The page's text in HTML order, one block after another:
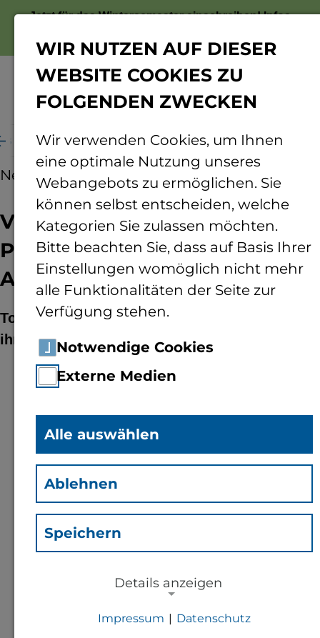
Jetzt für das Wintersemester einschreiben!Infos
Hubert-Braun-Preises an zwei Agrar-Absolventen
News 01.03.2021
Verleihung des Hubert-Braun-
Preises an zwei Agrar-
Absolventen
Tobias Hofmann und Heiko Laux wurden für
ihre Abschlussarbeiten geehrt
Der mit jeweils 890 Euro dotierte Hubert-
Absolventen Tobias Hofmann und Heiko
Laux. Hofmann erhält die Auszeichnung für
seine Bachelorarbeit (Note 1,0) im
„Ansätze zur Reduktion landwirtschaftlicher
Stickstoffsalden im Sinne einer geringeren
Dr. Thore Toews, der die Arbeit betreut hatte,
unternehmerische Ansätze und
WIR NUTZEN AUF DIESER
WEBSITE COOKIES ZU
FOLGENDEN ZWECKEN
Wir verwenden Cookies, um Ihnen
eine optimale Nutzung unseres
Webangebots zu ermöglichen. Sie
können selbst entscheiden, welche
Kategorien Sie zulassen möchten.
Bitte beachten Sie, dass auf Basis Ihrer
Einstellungen womöglich nicht mehr
alle Funktionalitäten der Seite zur
Verfügung stehen.
Notwendige Cookies
Externe Medien
Alle auswählen
Ablehnen
Speichern
Details anzeigen
Impressum | Datenschutz